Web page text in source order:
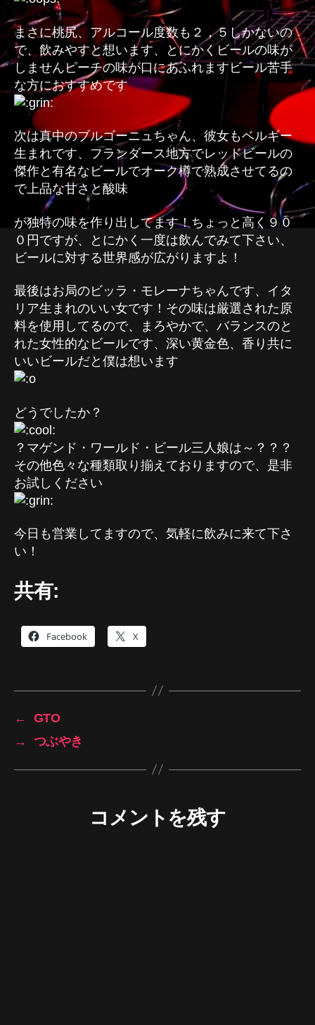
まさに桃尻、アルコール度数も２，５しかないの
で、飲みやすと想います、とにかくビールの味が
しませんピーチの味が口にあふれますビール苦手
な方におすすめです
次は真中のブルゴーニュちゃん、彼女もベルギー
生まれです、フランダース地方でレッドビールの
傑作と有名なビールでオーク樽で熟成させてるの
で上品な甘さと酸味
が独特の味を作り出してます！ちょっと高く９０
０円ですが、とにかく一度は飲んでみて下さい、
ビールに対する世界感が広がりますよ！
最後はお局のビッラ・モレーナちゃんです、イタ
リア生まれのいい女です！その味は厳選された原
料を使用してるので、まろやかで、バランスのと
れた女性的なビールです、深い黄金色、香り共に
いいビールだと僕は想います
どうでしたか？
？マゲンド・ワールド・ビール三人娘は～？？？
その他色々な種類取り揃えておりますので、是非
お試しください
今日も営業してますので、気軽に飲みに来て下さ
い！
共有:
Facebook X
←
GTO
→
つぶやき
コメントを残す